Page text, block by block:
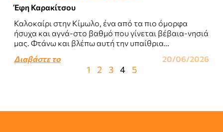
Έφη Καρακίτσου
Καλοκαίρι στην Κίμωλο, ένα από τα πιο όμορφα
ήσυχα και αγνά-στο βαθμό που γίνεται βέβαια-νησιά
μας. Φτάνω και βλέπω αυτή την υπαίθρια
Διαβάστε το 20/06/2026
1 2 3 4 5